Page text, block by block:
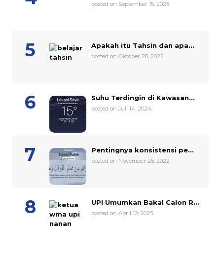
posted on September 15, 2025
Apakah itu Tahsin dan apa...
posted on Oktober 28, 2022
Suhu Terdingin di Kawasan...
posted on Juli 14, 2024
Pentingnya konsistensi pe...
posted on November 25, 2022
UPI Umumkan Bakal Calon R...
posted on April 10, 2025